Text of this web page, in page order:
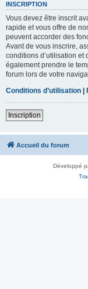
INSCRIPTION
Vous devez être inscrit
rapide et vous offre de
peuvent accorder des
Avant de vous inscrire,
conditions d’utilisation
également prendre le
forum lors de votre
Conditions d’utilisation |
Inscription
Accueil du forum
Développé